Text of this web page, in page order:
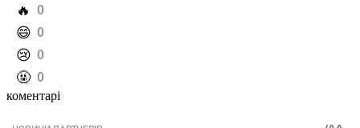
️🔥 0
️😄 0
️😢 0
️🤬 0
коментарі